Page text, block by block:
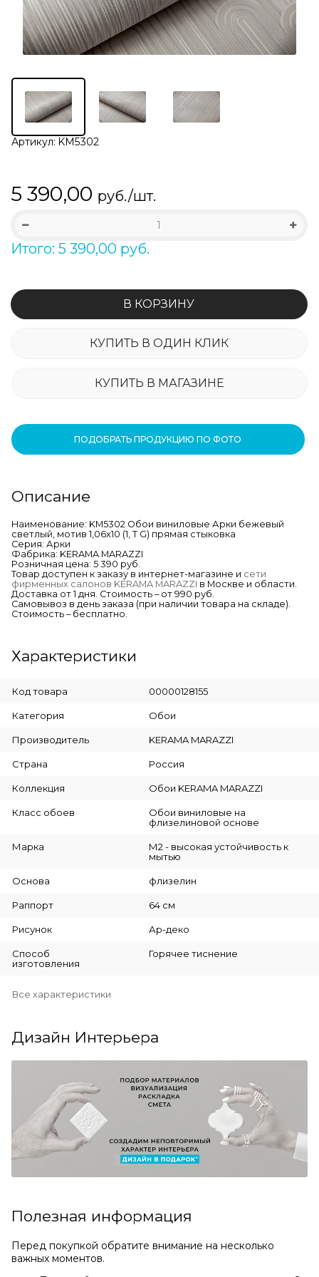
Артикул: KM5302
5 390,00 руб./шт.
Итого: 5 390,00 руб.
В КОРЗИНУ
КУПИТЬ В ОДИН КЛИК
КУПИТЬ В МАГАЗИНЕ
ПОДОБРАТЬ ПРОДУКЦИЮ ПО ФОТО
Описание
Наименование: KM5302 Обои виниловые Арки бежевый
светлый, мотив 1,06х10 (1, Т G) прямая стыковка
Серия: Арки
Фабрика: KERAMA MARAZZI
Розничная цена: 5 390 руб.
Товар доступен к заказу в интернет-магазине и сети
фирменных салонов KERAMA MARAZZI в Москве и области.
Доставка от 1 дня. Стоимость – от 990 руб.
Самовывоз в день заказа (при наличии товара на складе).
Стоимость – бесплатно.
Характеристики
Код товара 00000128155
Категория Обои
Производитель KERAMA MARAZZI
Страна Россия
Коллекция Обои KERAMA MARAZZI
Класс обоев
Обои виниловые на
флизелиновой основе
Марка
М2 - высокая устойчивость к
мытью
Основа флизелин
Раппорт 64 см
Рисунок Ар-деко
Способ
изготовления
Горячее тиснение
Все характеристики
Дизайн Интерьера
Полезная информация
Перед покупкой обратите внимание на несколько
важных моментов.